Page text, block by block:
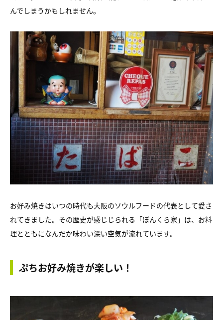
んでしまうかもしれません。
お好み焼きはいつの時代も大阪のソウルフードの代表として愛さ
れてきました。その歴史が感じじられる「ぼんくら家」は、お料
理とともになんだか味わい深い空気が流れています。
ぷちお好み焼きが楽しい！